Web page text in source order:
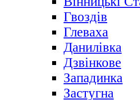
Гвоздів
Глеваха
Данилівка
Дзвінкове
Западинка
Застугна